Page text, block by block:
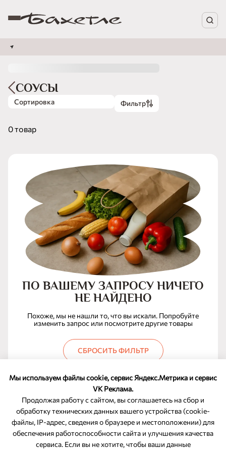
Мы используем файлы cookie, сервис Яндекс.Метрика и сервис
VK Реклама.
Продолжая работу с сайтом, вы соглашаетесь на сбор и
обработку технических данных вашего устройства (cookie-
файлы, IP-адрес, сведения о браузере и местоположении) для
обеспечения работоспособности сайта и улучшения качества
сервиса. Если вы не хотите, чтобы ваши данные
СОУСЫ
Сортировка Фильтр
0 товар
ПО ВАШЕМУ ЗАПРОСУ НИЧЕГО
НЕ НАЙДЕНО
Похоже, мы не нашли то, что вы искали. Попробуйте
изменить запрос или посмотрите другие товары
СБРОСИТЬ ФИЛЬТР
ОБРАТНАЯ СВЯЗЬ
8-800-350-46-10